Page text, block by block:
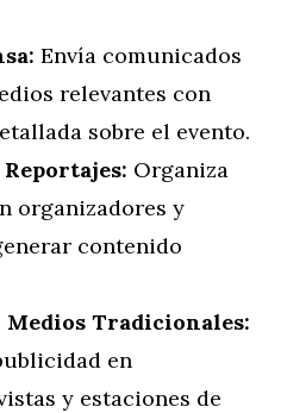
Envía comunicados
relevantes con
sobre el evento.
Organiza
organizadores y
contenido
Medios Tradicionales:
en
y estaciones de